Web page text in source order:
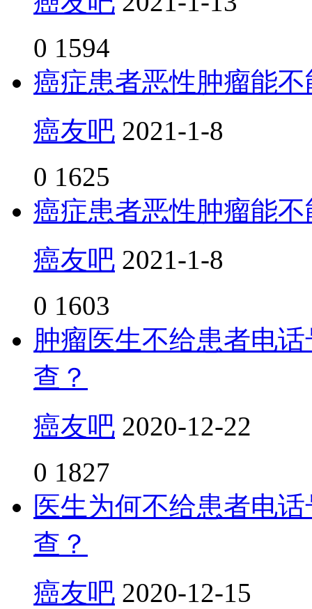
0 1594
癌症患者恶性肿瘤能
癌友吧 2021-1-8
0 1625
癌症患者恶性肿瘤能
癌友吧 2021-1-8
0 1603
肿瘤医生不给患者电
查？
癌友吧 2020-12-22
0 1827
医生为何不给患者电
查？
癌友吧 2020-12-15